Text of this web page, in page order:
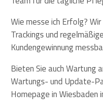
Wie messe ich Erfolg?
Trackings und
Kundengewinnung
Bieten Sie auch Wartung
Wartungs- und Update-
Homepage in Wiesbaden